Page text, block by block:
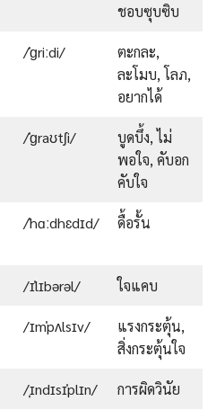
ชอบซุบซิบ
/ˈɡriːdi/
ตะกละ,
ละโมบ, โลภ,
อยากได้
/ˈɡraʊtʃi/
บูดบึ้ง, ไม่
พอใจ, คับอก
คับใจ
/ˈhɑːdhɛdɪd/ ดื้อรั้น
/ɪˈlɪbərəl/ ใจแคบ
/ɪmˈpʌlsɪv/
แรงกระตุ้น,
สิ่งกระตุ้นใจ
/ˌɪndɪsɪˈplɪn/ การผิดวินัย